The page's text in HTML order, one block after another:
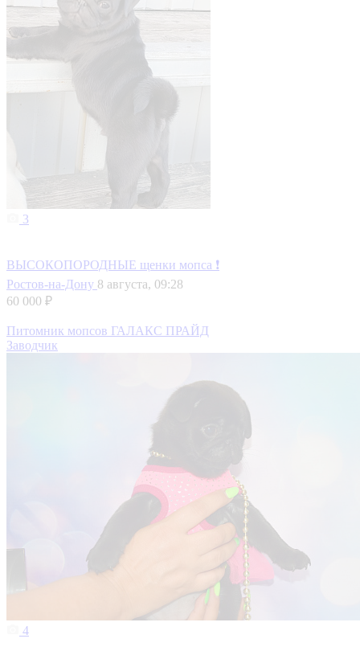
3
ВЫСОКОПОРОДНЫЕ щенки мопса ❗
Ростов-на-Дону 8 августа, 09:28
60 000 ₽
Питомник мопсов ГАЛАКС ПРАЙД
Заводчик
4